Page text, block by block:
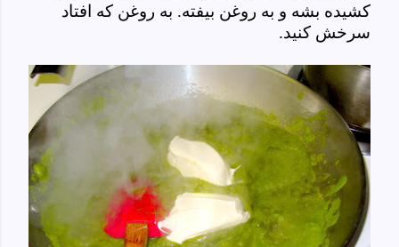
کشیده بشه و به روغن بیفته. به روغن که افتاد
سرخش کنید.